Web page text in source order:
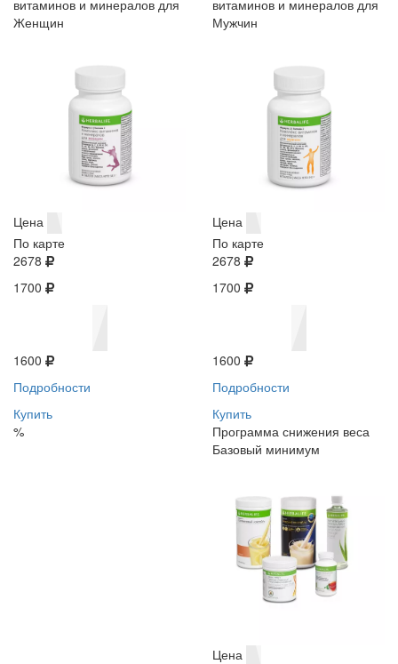
витаминов и минералов для
Женщин
Цена
По карте
2678
1700
1600
Подробности
Купить
%
витаминов и минералов для
Мужчин
Цена
По карте
2678
1700
1600
Подробности
Купить
Программа снижения веса
Базовый минимум
Цена